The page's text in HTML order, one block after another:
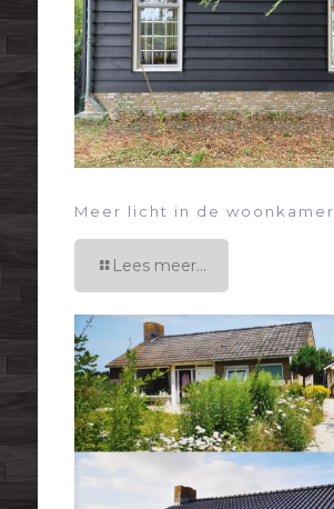
Meer licht in de woonkamer
Lees meer...